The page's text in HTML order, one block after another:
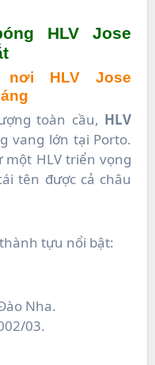
HLV Jose
nơi HLV Jose
toàn cầu, HLV
vang lớn tại Porto.
HLV triển vọng
tên được cả châu
tựu nổi bật:
Nha.
03.